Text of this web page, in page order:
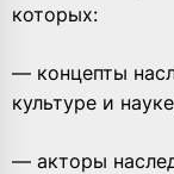
которых:
— концепты
культуре и
— акторы